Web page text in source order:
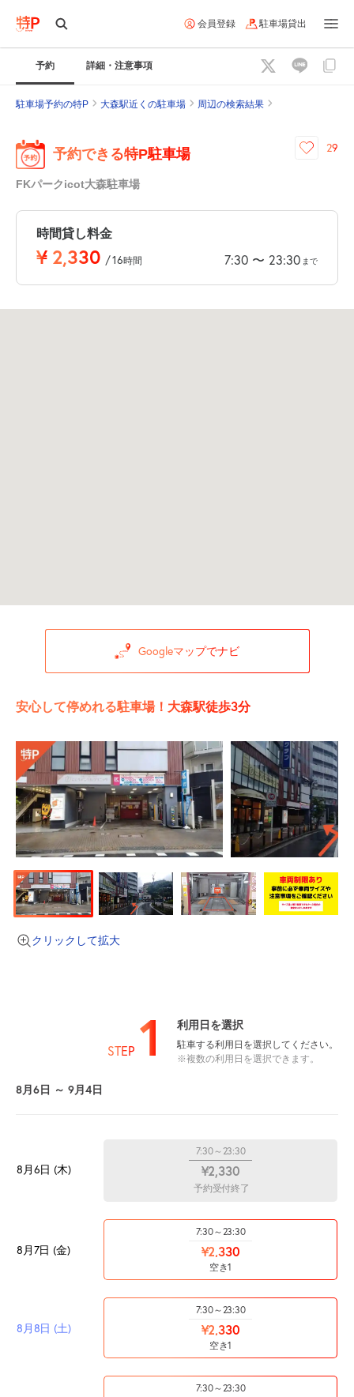
会員登録 駐車場貸出
予約 詳細・注意事項
駐車場予約の特P 大森駅近くの駐車場 周辺の検索結果
予約できる特P駐車場
FKパークicot大森駐車場
29
時間貸し料金
¥ 2,330 /16時間 7:30 〜 23:30 まで
Googleマップでナビ
安心して停めれる駐車場！大森駅徒歩3分
クリックして拡大
STEP 1 利用日を選択
駐車する利用日を選択してください。
※複数の利用日を選択できます。
8月6日 ～ 9月4日
8月6日 (木)
7:30～23:30
¥2,330
予約受付終了
8月7日 (金)
7:30～23:30
¥2,330
空き1
8月8日 (土)
7:30～23:30
¥2,330
空き1
7:30～23:30